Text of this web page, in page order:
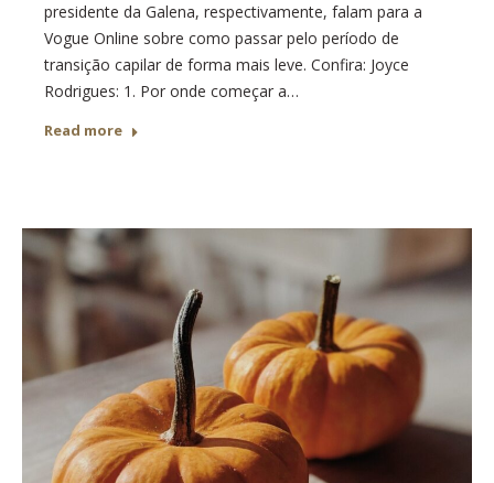
presidente da Galena, respectivamente, falam para a
Vogue Online sobre como passar pelo período de
transição capilar de forma mais leve. Confira: Joyce
Rodrigues: 1. Por onde começar a…
Read more